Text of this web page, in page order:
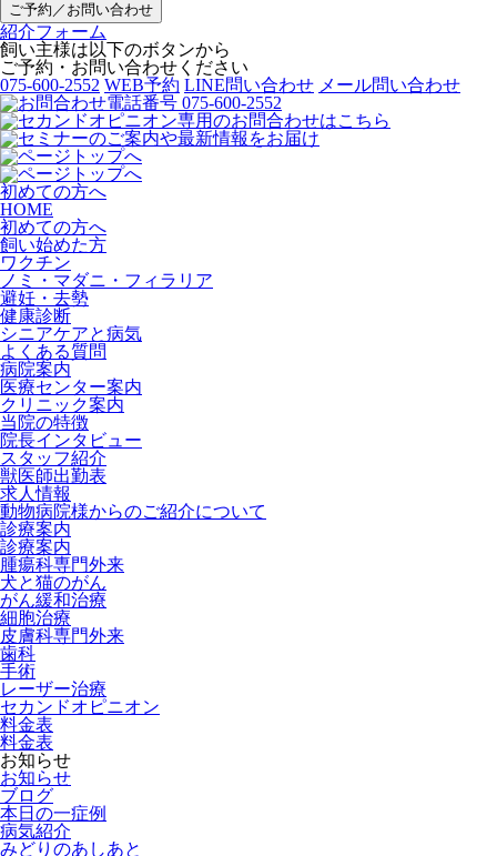
ご予約／お問い合わせ
紹介フォーム
飼い主様は以下のボタンから
ご予約・お問い合わせください
075-600-2552 WEB予約 LINE問い合わせ メール問い合わせ
初めての方へ
HOME
初めての方へ
飼い始めた方
ワクチン
ノミ・マダニ・フィラリア
避妊・去勢
健康診断
シニアケアと病気
よくある質問
病院案内
医療センター案内
クリニック案内
当院の特徴
院長インタビュー
スタッフ紹介
獣医師出勤表
求人情報
動物病院様からのご紹介について
診療案内
診療案内
腫瘍科専門外来
犬と猫のがん
がん緩和治療
細胞治療
皮膚科専門外来
歯科
手術
レーザー治療
セカンドオピニオン
料金表
料金表
お知らせ
お知らせ
ブログ
本日の一症例
病気紹介
みどりのあしあと